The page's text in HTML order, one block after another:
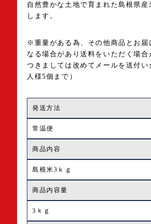
自然豊かな土地で育まれた島根県産
します。
※重量がある為、その他商品とお届
なる場合があり送料をいただく場合
つきましては改めてメールを送付
人様5個まで）
発送方法
常温便
商品内容
島根米3ｋｇ
商品内容量
3ｋｇ